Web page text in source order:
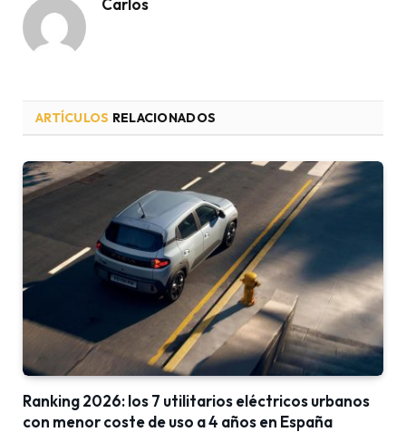
ARTÍCULOS RELACIONADOS
Ranking 2026: los 7 utilitarios eléctricos urbanos
con menor coste de uso a 4 años en España